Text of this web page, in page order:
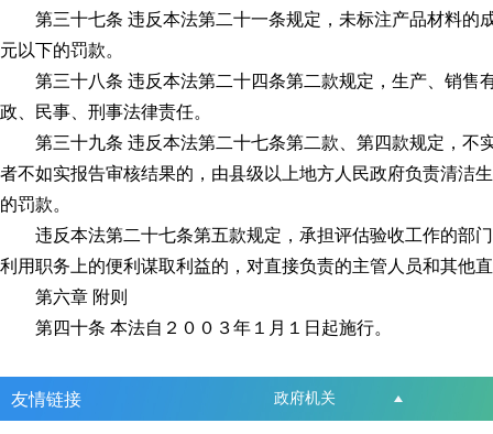
第三十七条 违反本法第二十一条规定，未标注产品材料的
元以下的罚款。
第三十八条 违反本法第二十四条第二款规定，生产、销售
政、民事、刑事法律责任。
第三十九条 违反本法第二十七条第二款、第四款规定，不
者不如实报告审核结果的，由县级以上地方人民政府负责清洁
的罚款。
违反本法第二十七条第五款规定，承担评估验收工作的部门
利用职务上的便利谋取利益的，对直接负责的主管人员和其他
第六章 附则
第四十条 本法自２００３年１月１日起施行。
友情链接 政府机关